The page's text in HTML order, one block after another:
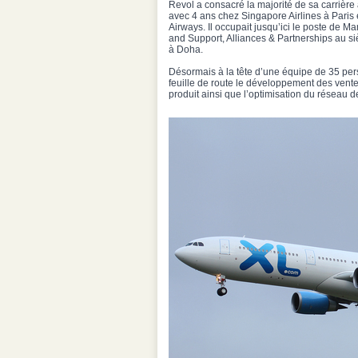
Revol a consacré la majorité de sa
avec 4 ans chez Singapore Airlines à Paris
Airways. Il occupait jusqu’ici le poste de
and Support, Alliances & Partnerships au
à Doha.
Désormais à la tête d’une équipe de 35
feuille de route le développement des
produit ainsi que l’optimisation du réseau